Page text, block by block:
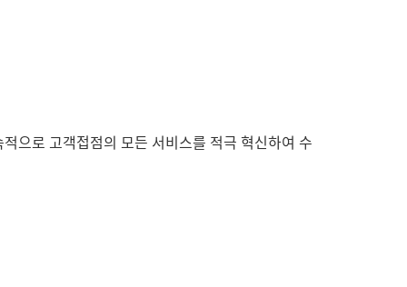
으로 고객접점의 모든 서비스를 적극 혁신하여 수